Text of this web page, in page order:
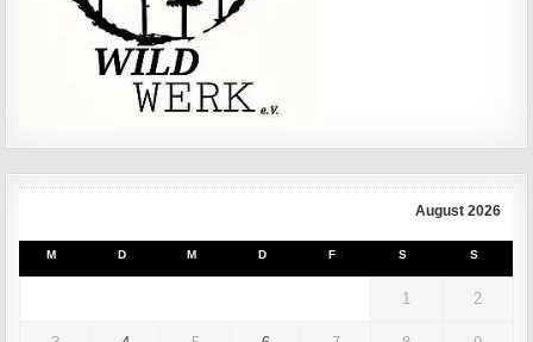
August 2026
M D M D F S S
1 2